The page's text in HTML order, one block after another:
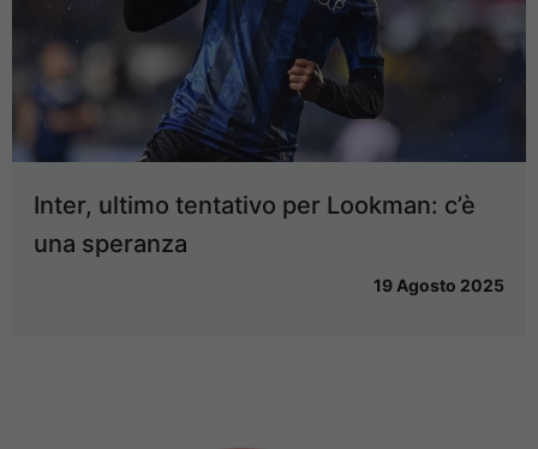
Inter, ultimo tentativo per Lookman: c’è
una speranza
19 Agosto 2025